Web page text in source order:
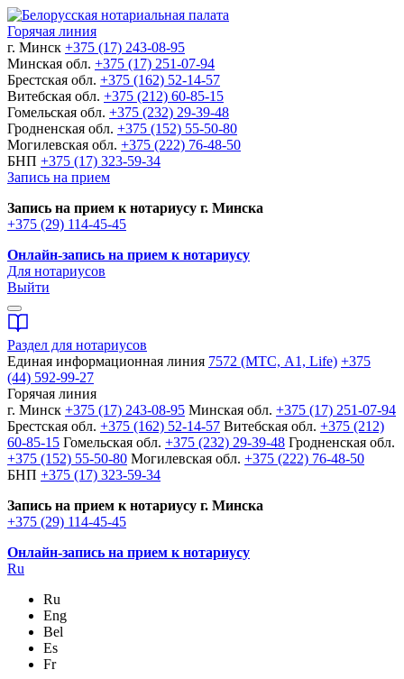
Горячая линия
г. Минск +375 (17) 243-08-95
Минская обл. +375 (17) 251-07-94
Брестская обл. +375 (162) 52-14-57
Витебская обл. +375 (212) 60-85-15
Гомельская обл. +375 (232) 29-39-48
Гродненская обл. +375 (152) 55-50-80
Могилевская обл. +375 (222) 76-48-50
БНП +375 (17) 323-59-34
Запись на прием
Запись на прием к нотариусу г. Минска
+375 (29) 114-45-45
Онлайн-запись на прием к нотариусу
Для нотариусов
Выйти
Раздел для нотариусов
Единая информационная линия 7572 (МТС, A1, Life) +375
(44) 592-99-27
Горячая линия
г. Минск +375 (17) 243-08-95 Минская обл. +375 (17) 251-07-94
Брестская обл. +375 (162) 52-14-57 Витебская обл. +375 (212)
60-85-15 Гомельская обл. +375 (232) 29-39-48 Гродненская обл.
+375 (152) 55-50-80 Могилевская обл. +375 (222) 76-48-50
БНП +375 (17) 323-59-34
Запись на прием к нотариусу г. Минска
+375 (29) 114-45-45
Онлайн-запись на прием к нотариусу
Ru
Ru
Eng
Bel
Es
Fr